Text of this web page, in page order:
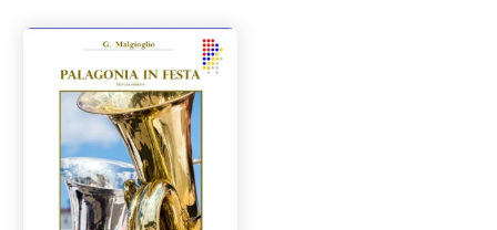
Clarinetto basso
Composizioni originali
Natale
QR base
QR esecuzione
Trascrizioni e Arrangiamenti